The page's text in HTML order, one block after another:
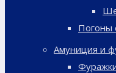
Погоны
Амуниция и